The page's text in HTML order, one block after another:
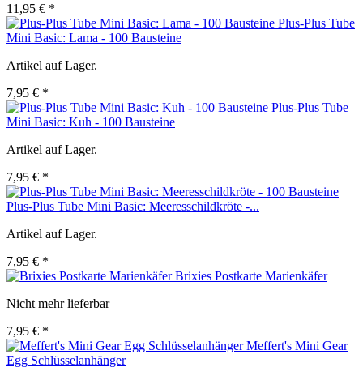
11,95 € *
Plus-Plus Tube
Mini Basic: Lama - 100 Bausteine
Artikel auf Lager.
7,95 € *
Plus-Plus Tube
Mini Basic: Kuh - 100 Bausteine
Artikel auf Lager.
7,95 € *
Plus-Plus Tube Mini Basic: Meeresschildkröte -...
Artikel auf Lager.
7,95 € *
Brixies Postkarte Marienkäfer
Nicht mehr lieferbar
7,95 € *
Meffert's Mini Gear
Egg Schlüsselanhänger